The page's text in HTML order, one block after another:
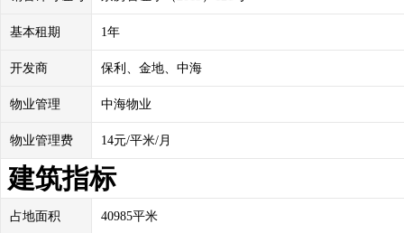
基本租期 1年
开发商 保利、金地、中海
物业管理 中海物业
物业管理费 14元/平米/月
建筑指标
占地面积 40985平米